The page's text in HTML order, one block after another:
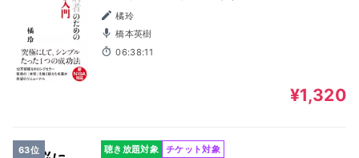
橘玲
橋本英樹
06:38:11
¥1,320
63位 聴き放題対象 チケット対象